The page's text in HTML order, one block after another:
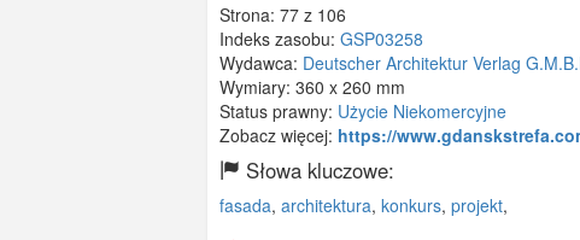
Strona: 77 z 106
Indeks zasobu: GSP03258
Wydawca: Deutscher Architektur Verlag
Wymiary: 360 x 260 mm
Status prawny: Użycie Niekomercyjne
Zobacz więcej: https://
Słowa kluczowe:
fasada, architektura, konkurs, projekt,